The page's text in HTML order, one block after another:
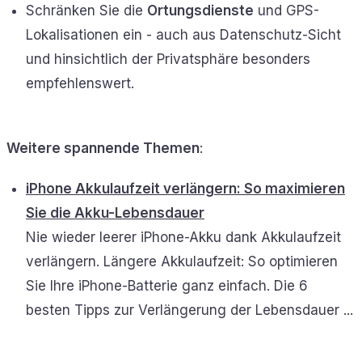
Schränken Sie die Ortungsdienste und GPS-
Lokalisationen ein - auch aus Datenschutz-Sicht
und hinsichtlich der Privatsphäre besonders
empfehlenswert.
Weitere spannende Themen:
iPhone Akkulaufzeit verlängern: So maximieren
Sie die Akku-Lebensdauer
Nie wieder leerer iPhone-Akku dank Akkulaufzeit
verlängern. Längere Akkulaufzeit: So optimieren
Sie Ihre iPhone-Batterie ganz einfach. Die 6
besten Tipps zur Verlängerung der Lebensdauer ...